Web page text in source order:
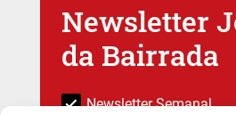
Newsletter
da Bairrada
Newsletter Semanal